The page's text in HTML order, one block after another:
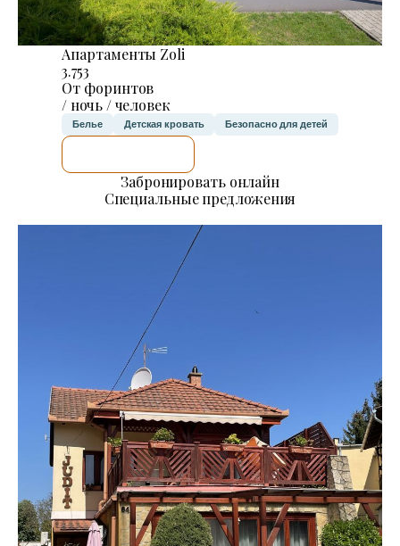
Апартаменты Zoli
3.753
От форинтов
/ ночь / человек
Белье Детская кровать Безопасно для детей
Забронировать онлайн
Специальные предложения